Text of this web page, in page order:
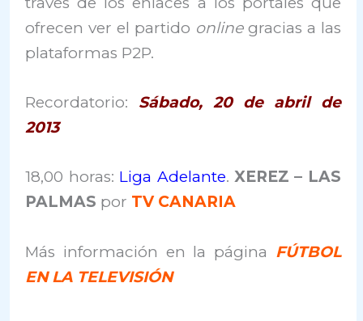
ofrecen ver el partido onlinegracias a las
plataformas P2P.
Recordatorio: Sábado, 20 de abril de
2013
18,00 horas: Liga Adelante. XEREZ – LAS
PALMAS por TV CANARIA
Más información en la página FÚTBOL
EN LA TELEVISIÓN